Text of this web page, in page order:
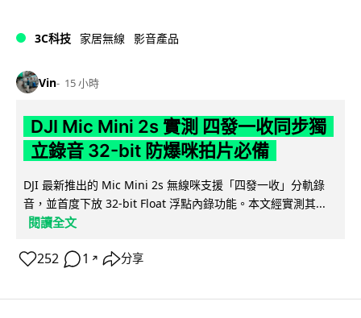
3C科技 家居無線 影音產品
Vin 15 小時
DJI Mic Mini 2s 實測 四發一收同步獨
立錄音 32-bit 防爆咪拍片必備
DJI 最新推出的 Mic Mini 2s 無線咪支援「四發一收」分軌錄
音，並首度下放 32-bit Float 浮點內錄功能。本文經實測其...
閱讀全文
252 1 ↗ 分享